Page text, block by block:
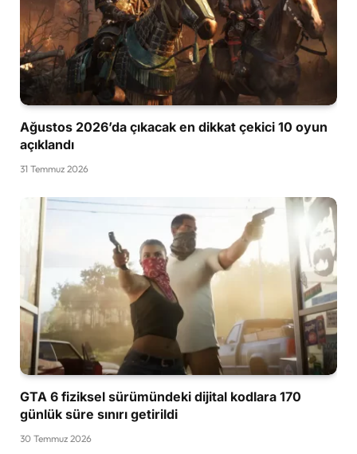
Ağustos 2026’da çıkacak en dikkat çekici 10 oyun
açıklandı
31 Temmuz 2026
GTA 6 fiziksel sürümündeki dijital kodlara 170
günlük süre sınırı getirildi
30 Temmuz 2026